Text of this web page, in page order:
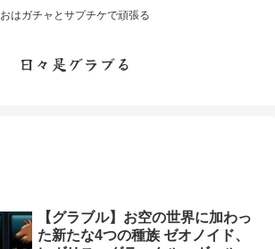
おはガチャとサプチケで頑張る
日々是グラブる
【グラブル】お空の世界に加わっ
た新たな4つの種族 ゼオノイド、